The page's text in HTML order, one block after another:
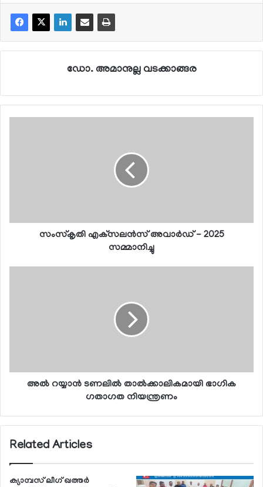
ഡോ. അമാനുല്ല വടക്കാങ്ങര
സംസ്‌കൃതി എക്‌സലന്‍സ് അവാര്‍ഡ് - 2025
സമ്മാനിച്ചു
അല്‍ റയ്യാന്‍ ടണലില്‍ താല്‍ക്കാലികമായി ഭാഗിക
ഗതാഗത നിയന്ത്രണം
Related Articles
ക്യാമ്പസ് ലീഗ് ഖത്തര്‍